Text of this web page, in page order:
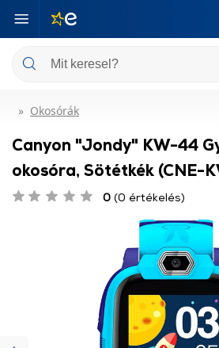
Okosórák
Canyon "Jondy" KW-44
okosóra, Sötétkék (CNE-
0 (0 értékelés)